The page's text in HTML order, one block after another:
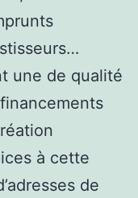
une de qualité
à cette
de